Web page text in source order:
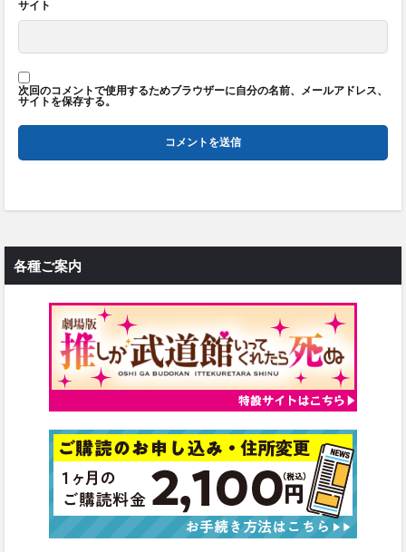
サイト
次回のコメントで使用するためブラウザーに自分の名前、メールアドレス、
サイトを保存する。
各種ご案内